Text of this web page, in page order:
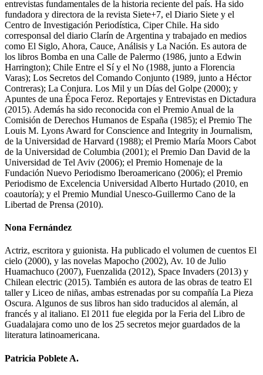
entrevistas fundamentales de la historia reciente del país. Ha sido
fundadora y directora de la revista Siete+7, el Diario Siete y el
Centro de Investigación Periodística, Ciper Chile. Ha sido
corresponsal del diario Clarín de Argentina y trabajado en medios
como El Siglo, Ahora, Cauce, Análisis y La Nación. Es autora de
los libros Bomba en una Calle de Palermo (1986, junto a Edwin
Harrington); Chile Entre el Sí y el No (1988, junto a Florencia
Varas); Los Secretos del Comando Conjunto (1989, junto a Héctor
Contreras); La Conjura. Los Mil y un Días del Golpe (2000); y
Apuntes de una Época Feroz. Reportajes y Entrevistas en Dictadura
(2015). Además ha sido reconocida con el Premio Anual de la
Comisión de Derechos Humanos de España (1985); el Premio The
Louis M. Lyons Award for Conscience and Integrity in Journalism,
de la Universidad de Harvard (1988); el Premio María Moors Cabot
de la Universidad de Columbia (2001); el Premio Dan David de la
Universidad de Tel Aviv (2006); el Premio Homenaje de la
Fundación Nuevo Periodismo Iberoamericano (2006); el Premio
Periodismo de Excelencia Universidad Alberto Hurtado (2010, en
coautoría); y el Premio Mundial Unesco-Guillermo Cano de la
Libertad de Prensa (2010).
Nona Fernández
Actriz, escritora y guionista. Ha publicado el volumen de cuentos El
cielo (2000), y las novelas Mapocho (2002), Av. 10 de Julio
Huamachuco (2007), Fuenzalida (2012), Space Invaders (2013) y
Chilean electric (2015). También es autora de las obras de teatro El
taller y Liceo de niñas, ambas estrenadas por su compañía La Pieza
Oscura. Algunos de sus libros han sido traducidos al alemán, al
francés y al italiano. El 2011 fue elegida por la Feria del Libro de
Guadalajara como uno de los 25 secretos mejor guardados de la
literatura latinoamericana.
Patricia Poblete A.